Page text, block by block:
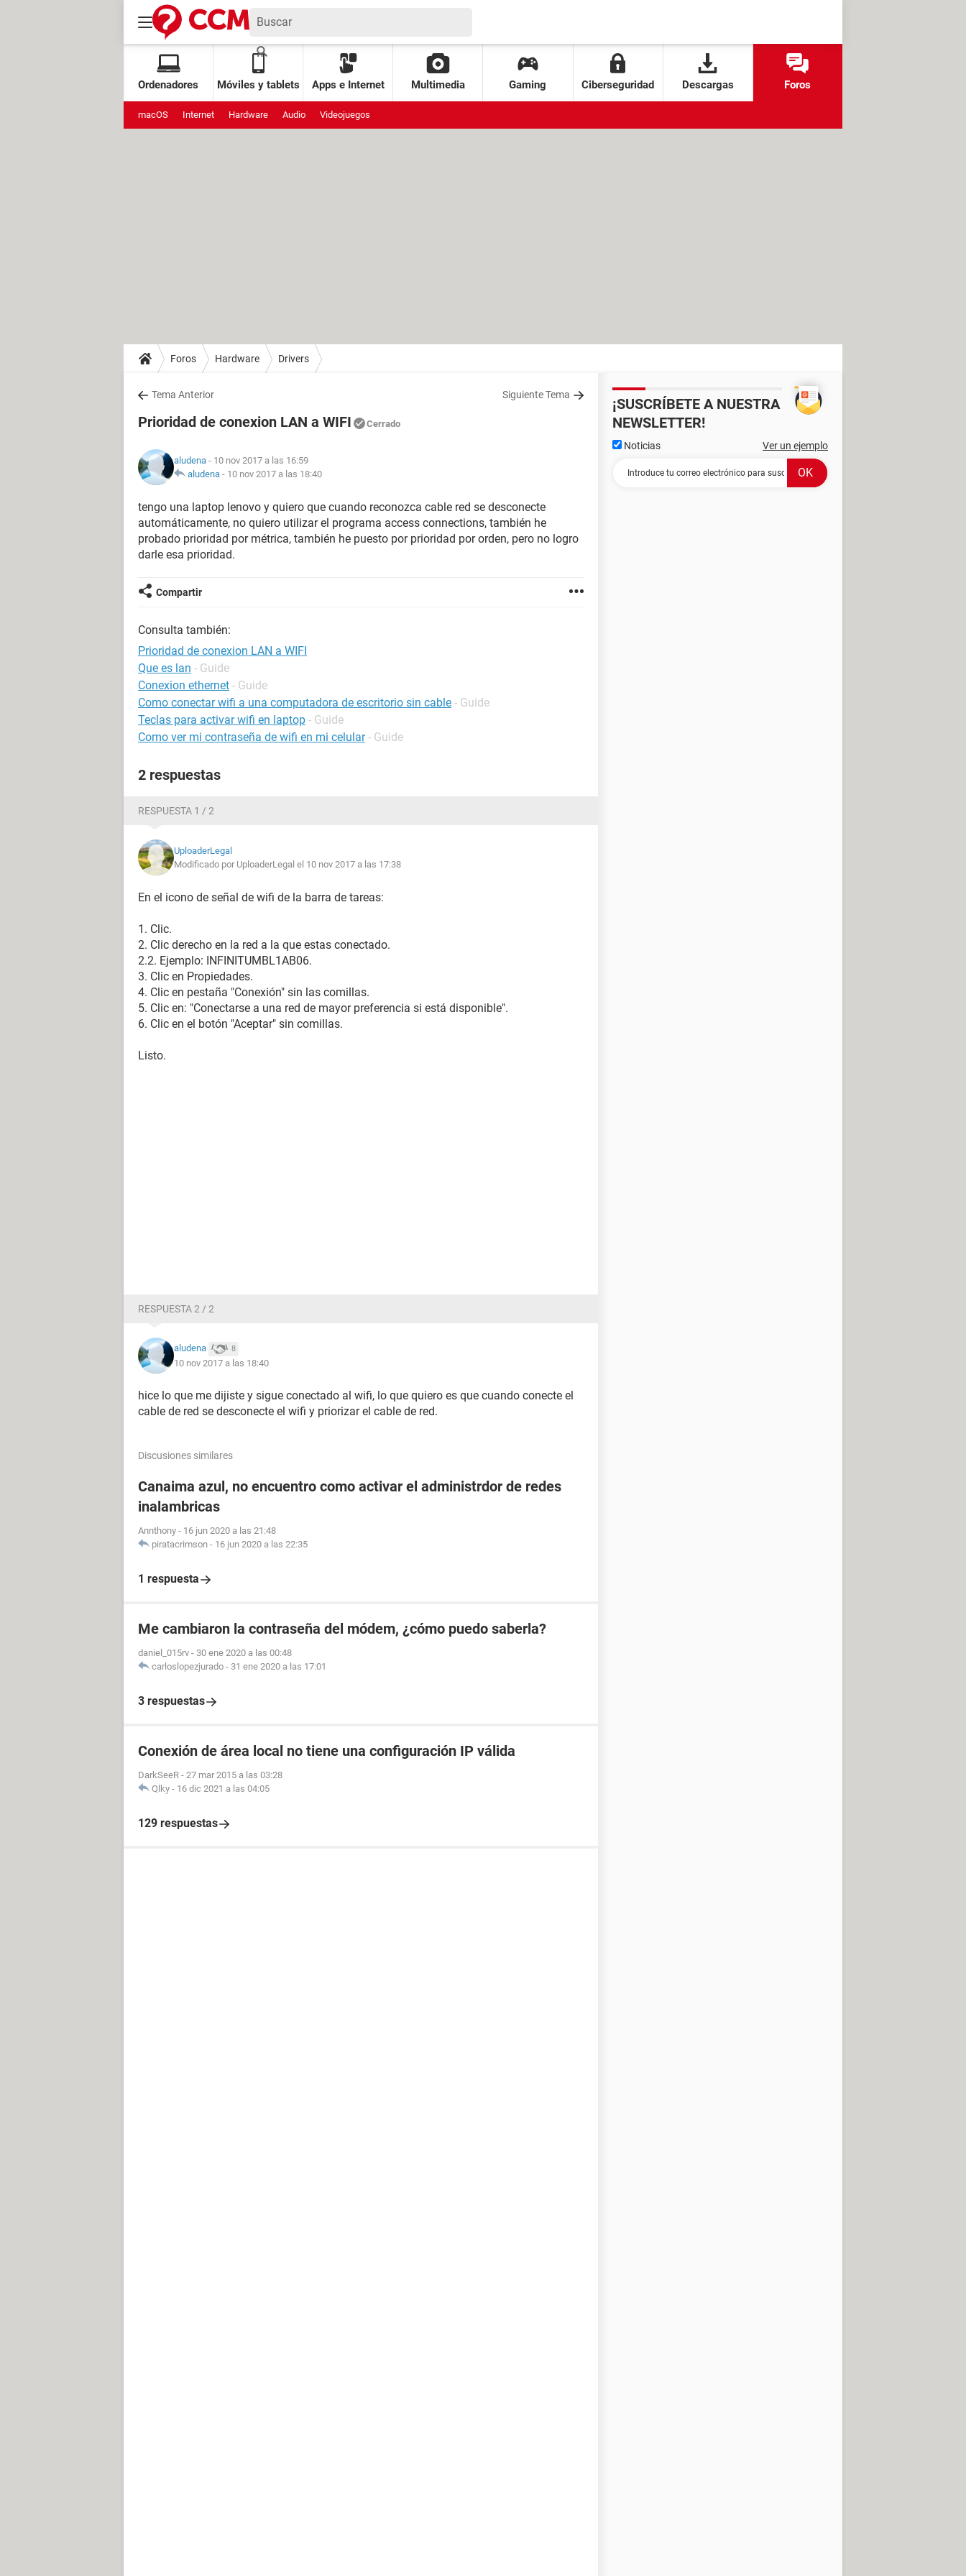
Ordenadores Móviles y tablets Apps e Internet Multimedia Gaming Ciberseguridad Descargas Foros
macOS Internet Hardware Audio Videojuegos
Foros Hardware Drivers
Tema Anterior Siguiente Tema
Prioridad de conexion LAN a WIFI Cerrado
aludena - 10 nov 2017 a las 16:59
aludena - 10 nov 2017 a las 18:40
tengo una laptop lenovo y quiero que cuando reconozca cable red se desconecte
automáticamente, no quiero utilizar el programa access connections, también he
probado prioridad por métrica, también he puesto por prioridad por orden, pero no logro
darle esa prioridad.
Compartir
Consulta también:
Prioridad de conexion LAN a WIFI
Que es lan - Guide
Conexion ethernet - Guide
Como conectar wifi a una computadora de escritorio sin cable - Guide
Teclas para activar wifi en laptop - Guide
Como ver mi contraseña de wifi en mi celular - Guide
2 respuestas
RESPUESTA 1 / 2
UploaderLegal
Modificado por UploaderLegal el 10 nov 2017 a las 17:38
En el icono de señal de wifi de la barra de tareas:
1. Clic.
2. Clic derecho en la red a la que estas conectado.
2.2. Ejemplo: INFINITUMBL1AB06.
3. Clic en Propiedades.
4. Clic en pestaña "Conexión" sin las comillas.
5. Clic en: "Conectarse a una red de mayor preferencia si está disponible".
6. Clic en el botón "Aceptar" sin comillas.
Listo.
RESPUESTA 2 / 2
aludena 8
10 nov 2017 a las 18:40
hice lo que me dijiste y sigue conectado al wifi, lo que quiero es que cuando conecte el
cable de red se desconecte el wifi y priorizar el cable de red.
Discusiones similares
Canaima azul, no encuentro como activar el administrdor de redes
inalambricas
Annthony - 16 jun 2020 a las 21:48
piratacrimson - 16 jun 2020 a las 22:35
1 respuesta
Me cambiaron la contraseña del módem, ¿cómo puedo saberla?
daniel_015rv - 30 ene 2020 a las 00:48
carloslopezjurado - 31 ene 2020 a las 17:01
3 respuestas
Conexión de área local no tiene una configuración IP válida
DarkSeeR - 27 mar 2015 a las 03:28
Qlky - 16 dic 2021 a las 04:05
129 respuestas
¡SUSCRÍBETE A NUESTRA
NEWSLETTER!
Noticias Ver un ejemplo